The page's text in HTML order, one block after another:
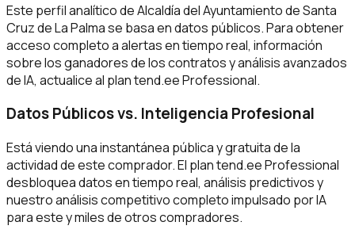
Este perfil analítico de Alcaldía del Ayuntamiento de Santa
Cruz de La Palma se basa en datos públicos. Para obtener
acceso completo a alertas en tiempo real, información
sobre los ganadores de los contratos y análisis avanzados
de IA, actualice al plan tend.ee Professional.
Datos Públicos vs. Inteligencia Profesional
Está viendo una instantánea pública y gratuita de la
actividad de este comprador. El plan tend.ee Professional
desbloquea datos en tiempo real, análisis predictivos y
nuestro análisis competitivo completo impulsado por IA
para este y miles de otros compradores.